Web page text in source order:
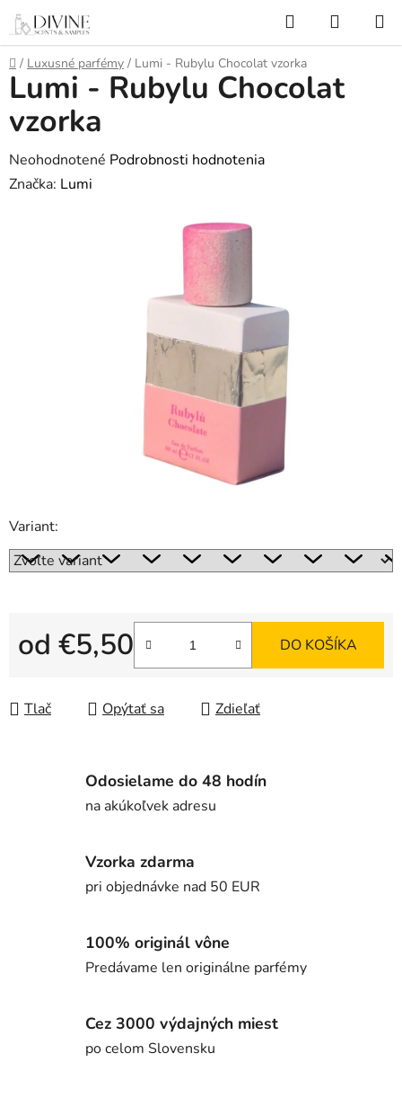
Prejsť
obsah
Hľadať
KOŠÍK
Domov
/ Luxusné parfémy / Lumi - Rubylu Chocolat vzorka
Variant:
od €5,50 DO KOŠÍKA
Tlač Opýtať sa Zdieľať
Lumi - Rubylu Chocolat
vzorka
Priemerné
hodnotenie
Neohodnotené Podrobnosti hodnotenia
Značka: Lumi
Odosielame do 48 hodín
na akúkoľvek adresu
Vzorka zdarma
pri objednávke nad 50 EUR
100% originál vône
Predávame len originálne parfémy
Cez 3000 výdajných miest
po celom Slovensku